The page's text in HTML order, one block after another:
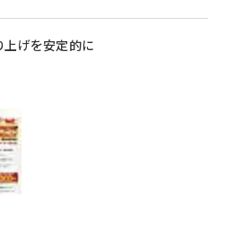
上げを安定的に